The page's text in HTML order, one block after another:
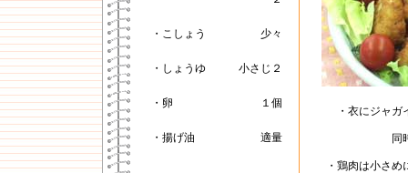
・こしょう 少々
・しょうゆ 小さじ２
・卵 １個
・揚げ油 適量
・衣にジャ
同
・鶏肉は小さ